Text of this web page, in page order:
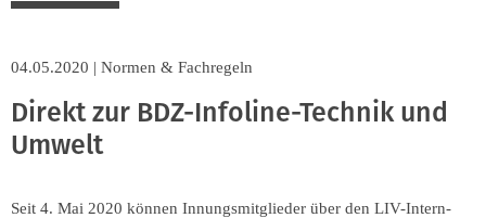
04.05.2020 | Normen & Fachregeln
Direkt zur BDZ-Infoline-Technik und
Umwelt
Seit 4. Mai 2020 können Innungsmitglieder über den LIV-Intern-